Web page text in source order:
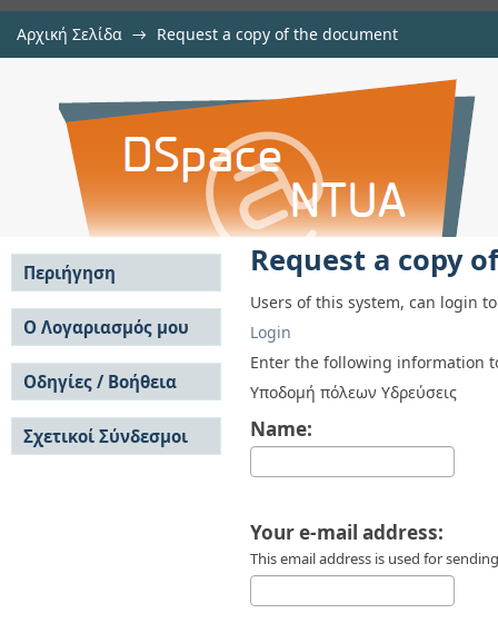
Αρχική Σελίδα → Request a copy of the document
Request a copy of the document
Request a copy
Users of this system, can login
Login
Enter the following information
Υποδομή πόλεων Υδρεύσεις
Name:
Your e-mail address:
This email address is used for
Περιήγηση
Σε όλο το DSpace
Κοινότητες & Συλλογές
Ανά Ημερομηνία
Έκδοσης
Συγγραφείς
Τίτλοι
Θέματα
Ο Λογαριασμός μου
Σύνδεση
Εγγραφή
Οδηγίες / Βοήθεια
Οδηγίες Υποβολής
Οδηγίες Χρήσης ΙΑ
Συχνές Ερωτήσεις
Σχετικοί Σύνδεσμοι